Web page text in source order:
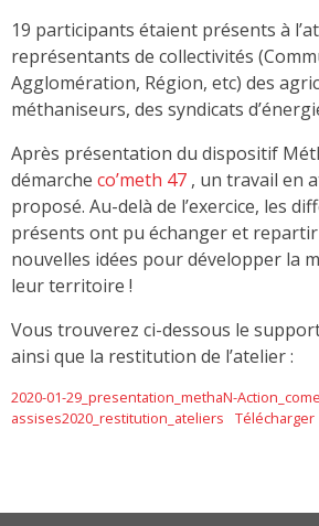
19 participants étaient présents à
représentants de collectivités
Agglomération, Région, etc) des
méthaniseurs, des syndicats
Après présentation du dispositif
démarche co’meth 47 , un travail en
proposé. Au-delà de l’exercice, les
présents ont pu échanger et
nouvelles idées pour développer la
leur territoire !
Vous trouverez ci-dessous le
ainsi que la restitution de l’atelier :
2020-01-29_presentation_methaN-
assises2020_restitution_ateliers
Télécharger